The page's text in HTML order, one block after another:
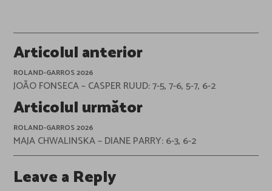
Post
navigation
Articolul anterior
ROLAND-GARROS 2026
JOÃO FONSECA – CASPER RUUD: 7-5, 7-6, 5-7, 6-2
Articolul următor
ROLAND-GARROS 2026
MAJA CHWALINSKA – DIANE PARRY: 6-3, 6-2
Leave a Reply